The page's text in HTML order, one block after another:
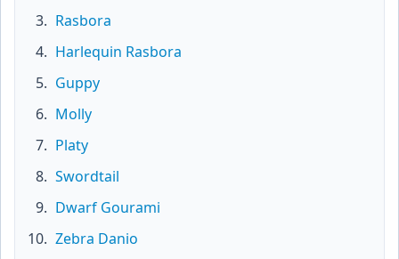
Rasbora
Harlequin Rasbora
Guppy
Molly
Platy
Swordtail
Dwarf Gourami
Zebra Danio